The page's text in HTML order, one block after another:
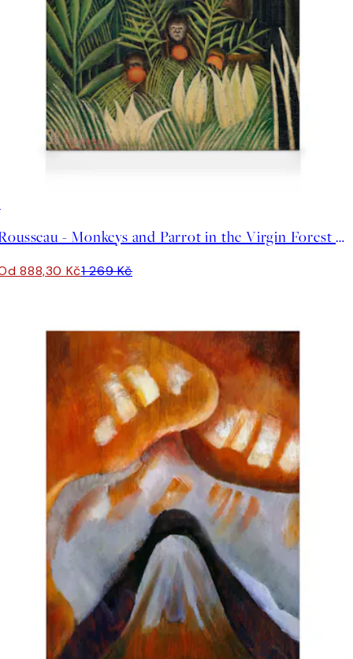
Rousseau - Monkeys and Parrot in the Virgin Forest Obraz na plátně
888,30 Kč1 269 Kč